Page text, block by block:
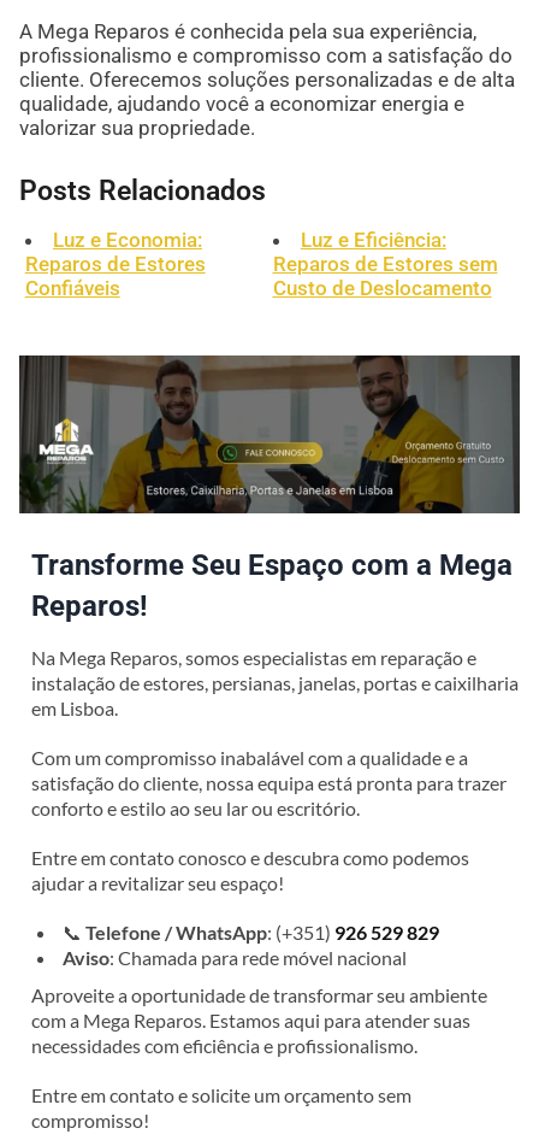
A Mega Reparos é conhecida pela sua experiência,
profissionalismo e compromisso com a satisfação do
cliente. Oferecemos soluções personalizadas e de alta
qualidade, ajudando você a economizar energia e
valorizar sua propriedade.
Posts Relacionados
Luz e Economia:
Reparos de Estores
Confiáveis
Luz e Eficiência:
Reparos de Estores sem
Custo de Deslocamento
Transforme Seu Espaço com a Mega
Reparos!
Na Mega Reparos, somos especialistas em reparação e
instalação de estores, persianas, janelas, portas e caixilharia
em Lisboa.
Com um compromisso inabalável com a qualidade e a
satisfação do cliente, nossa equipa está pronta para trazer
conforto e estilo ao seu lar ou escritório.
Entre em contato conosco e descubra como podemos
ajudar a revitalizar seu espaço!
📞Telefone / WhatsApp: (+351) 926 529 829
Aviso: Chamada para rede móvel nacional
Aproveite a oportunidade de transformar seu ambiente
com a Mega Reparos. Estamos aqui para atender suas
necessidades com eficiência e profissionalismo.
Entre em contato e solicite um orçamento sem
compromisso!